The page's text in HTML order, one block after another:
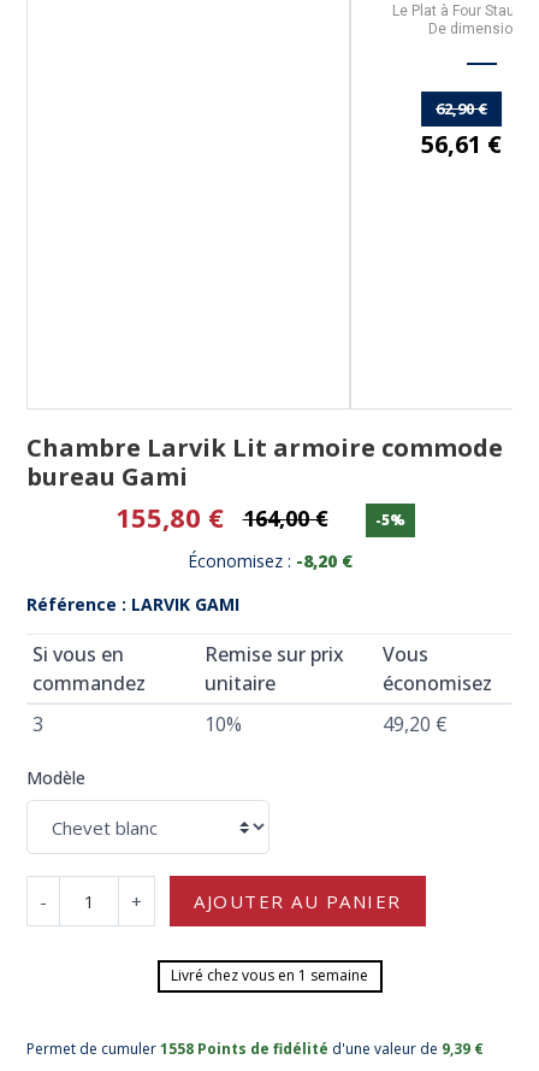
Le Plat à Four Staub
De dimensions
62,90 €
56,61 €
Chambre Larvik Lit armoire commode
bureau Gami
155,80 € 164,00 € -5%
Économisez : -8,20 €
Référence : LARVIK GAMI
Si vous en
commandez
Remise sur prix
unitaire
Vous
économisez
3
10% 49,20 €
Modèle
- + AJOUTER AU PANIER
Livré chez vous en 1 semaine
Permet de cumuler1558 Points de fidélité d'une valeur de 9,39 €